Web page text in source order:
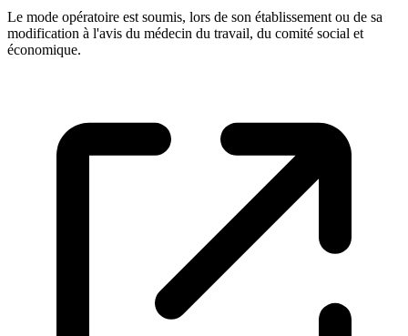
Le mode opératoire est soumis, lors de son établissement ou de sa
modification à l'avis du médecin du travail, du comité social et
économique.